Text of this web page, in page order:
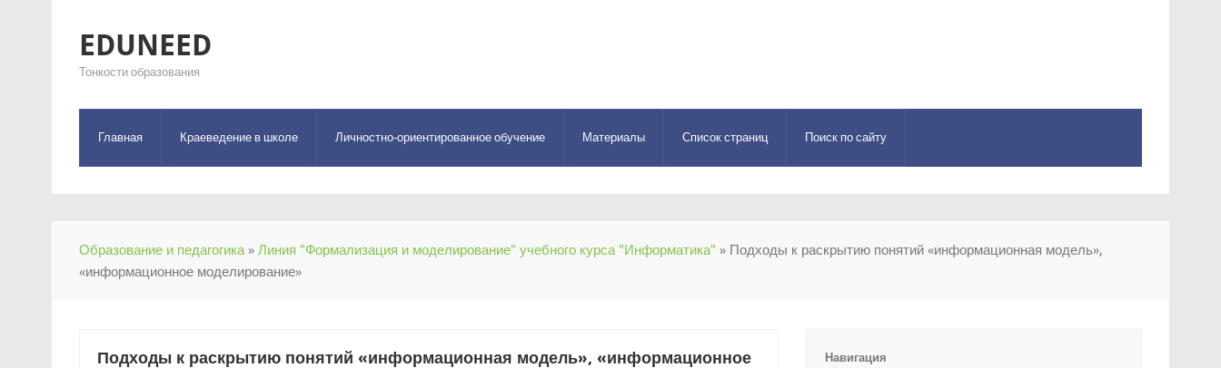
EDUNEED
Тонкости образования
Главная Краеведение в школе Личностно-ориентированное обучение Материалы Список страниц Поиск по сайту
Образование и педагогика» Линия "Формализация и моделирование" учебного курса "Информатика" » Подходы к раскрытию понятий «информационная модель»,
«информационное моделирование»
Подходы к раскрытию понятий «информационная модель», «информационное
Навигация